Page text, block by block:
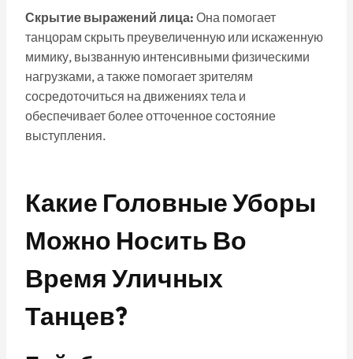
Скрытие выражений лица: Она помогает
танцорам скрыть преувеличенную или искаженную
мимику, вызванную интенсивными физическими
нагрузками, а также помогает зрителям
сосредоточиться на движениях тела и
обеспечивает более отточенное состояние
выступления.
Какие Головные Уборы
Можно Носить Во
Время Уличных
Танцев?